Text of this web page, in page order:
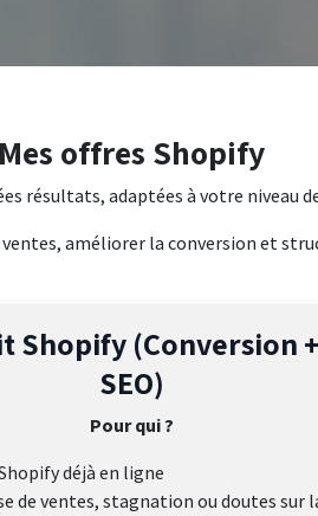
Mes offres Shopify
résultats, adaptées à votre niveau
améliorer la conversion et
Shopify (Conversion +
SEO)
Pour qui ?
déjà en ligne
de ventes, stagnation ou doutes sur